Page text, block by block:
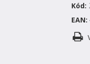
Kód:
EAN: